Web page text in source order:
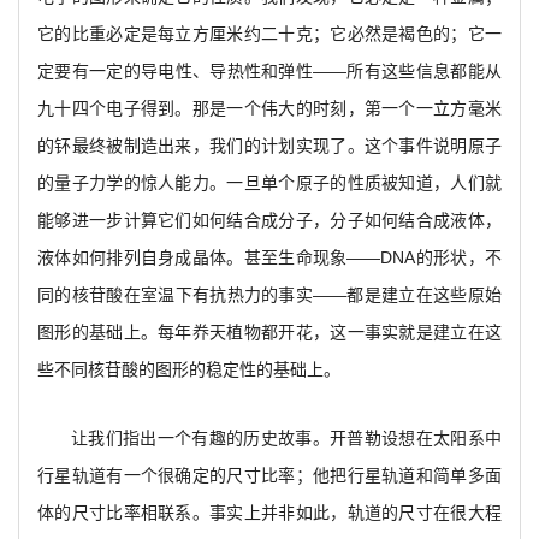
它的比重必定是每立方厘米约二十克；它必然是褐色的；它一
定要有一定的导电性、导热性和弹性——所有这些信息都能从
九十四个电子得到。那是一个伟大的时刻，第一个一立方毫米
的钚最终被制造出来，我们的计划实现了。这个事件说明原子
的量子力学的惊人能力。一旦单个原子的性质被知道，人们就
能够进一步计算它们如何结合成分子，分子如何结合成液体，
液体如何排列自身成晶体。甚至生命现象——DNA的形状，不
同的核苷酸在室温下有抗热力的事实——都是建立在这些原始
图形的基础上。每年奍天植物都开花，这一事实就是建立在这
些不同核苷酸的图形的稳定性的基础上。
让我们指出一个有趣的历史故事。开普勒设想在太阳系中
行星轨道有一个很确定的尺寸比率；他把行星轨道和简单多面
体的尺寸比率相联系。事实上并非如此，轨道的尺寸在很大程